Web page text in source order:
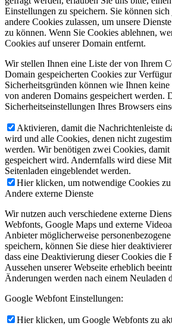
Einstellungen zu speichern. Sie können
andere Cookies zulassen, um unsere
zu können. Wenn Sie Cookies ablehnen,
Cookies auf unserer Domain entfernt.
Wir stellen Ihnen eine Liste der von Ihrem
Domain gespeicherten Cookies zur
Sicherheitsgründen können wie Ihnen
von anderen Domains gespeichert werden.
Sicherheitseinstellungen Ihres Browsers
Aktivieren, damit die Nachrichtenleiste
wird und alle Cookies, denen nicht
werden. Wir benötigen zwei Cookies, damit
gespeichert wird. Andernfalls wird diese
Seitenladen eingeblendet werden.
Hier klicken, um notwendige Cookies
Andere externe Dienste
Wir nutzen auch verschiedene externe
Webfonts, Google Maps und externe
Anbieter möglicherweise
speichern, können Sie diese hier
dass eine Deaktivierung dieser Cookies die
Aussehen unserer Webseite erheblich
Änderungen werden nach einem Neuladen
Google Webfont Einstellungen:
Hier klicken, um Google Webfonts zu